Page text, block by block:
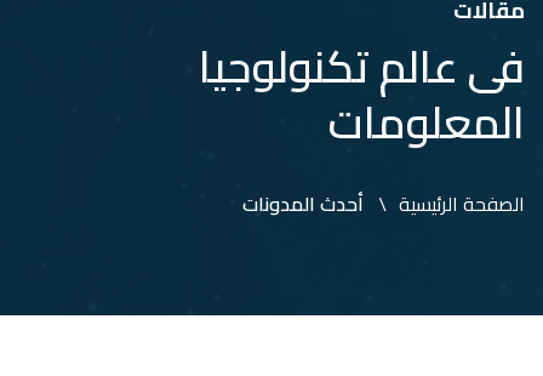
مقالات
فى عالم تكنولوجيا
المعلومات
الصفحة الرئيسية أحدث المدونات